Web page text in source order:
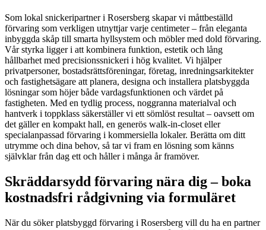
Som lokal snickeripartner i Rosersberg skapar vi måttbeställd
förvaring som verkligen utnyttjar varje centimeter – från eleganta
inbyggda skåp till smarta hyllsystem och möbler med dold förvaring.
Vår styrka ligger i att kombinera funktion, estetik och lång
hållbarhet med precisionssnickeri i hög kvalitet. Vi hjälper
privatpersoner, bostadsrättsföreningar, företag, inredningsarkitekter
och fastighetsägare att planera, designa och installera platsbyggda
lösningar som höjer både vardagsfunktionen och värdet på
fastigheten. Med en tydlig process, noggranna materialval och
hantverk i toppklass säkerställer vi ett sömlöst resultat – oavsett om
det gäller en kompakt hall, en generös walk-in-closet eller
specialanpassad förvaring i kommersiella lokaler. Berätta om ditt
utrymme och dina behov, så tar vi fram en lösning som känns
självklar från dag ett och håller i många år framöver.
Skräddarsydd förvaring nära dig – boka
kostnadsfri rådgivning via formuläret
När du söker platsbyggd förvaring i Rosersberg vill du ha en partner